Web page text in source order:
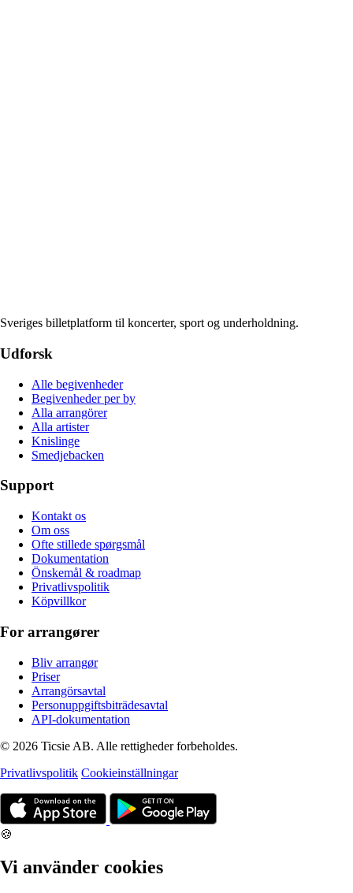
Sveriges billetplatform til koncerter, sport og underholdning.
Udforsk
Alle begivenheder
Begivenheder per by
Alla arrangörer
Alla artister
Knislinge
Smedjebacken
Support
Kontakt os
Om oss
Ofte stillede spørgsmål
Dokumentation
Önskemål & roadmap
Privatlivspolitik
Köpvillkor
For arrangører
Bliv arrangør
Priser
Arrangörsavtal
Personuppgiftsbiträdesavtal
API-dokumentation
© 2026 Ticsie AB. Alle rettigheder forbeholdes.
Privatlivspolitik Cookieinställningar
🍪
Vi använder cookies